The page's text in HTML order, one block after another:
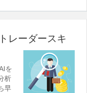
レーダースキ
を
析
早